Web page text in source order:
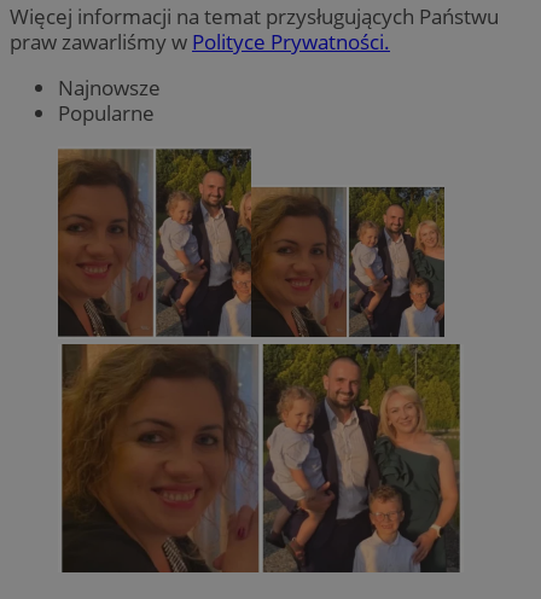
Więcej informacji na temat przysługujących Państwu
praw zawarliśmy w Polityce Prywatności.
Najnowsze
Popularne